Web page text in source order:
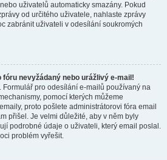
uživatelů automaticky smazány. Pokud
od určitého uživatele, nahlaste zprávy
zabránit uživateli v odesílání soukromých
fóru nevyžádaný nebo urážlivý e-mail!
Formulář pro odesílání e-mailů používaný na
pomocí kterých můžeme
proto pošlete administrátorovi fóra email
přišel. Je velmi důležité, aby v něm byly
podrobné údaje o uživateli, který email poslal.
problém vyřešit.